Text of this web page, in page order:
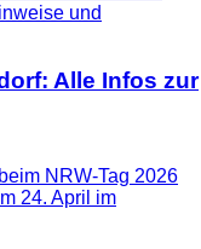
Alle Infos zur